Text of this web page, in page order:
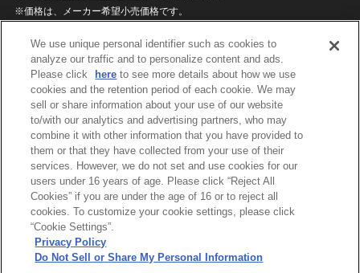
※価格は、メーカー希望小売価格です。
ざいますのでご了承ください。
privacypolicy
Do Not Sell or Share My
Personal Information
ウェブサイトご利用条件
ソーシャルメディアポリシー
個人情報保護方針
お問い合わせ
©BANDAI
コピーライト一覧を表示する
We use unique personal identifier such as cookies to
analyze our traffic and to personalize content and ads.
Please click
here to see more details about how we use
cookies and the retention period of each cookie. We may
sell or share information about your use of our website
to/with our analytics and advertising partners, who may
combine it with other information that you have provided to
them or that they have collected from your use of their
services. However, we do not set and use cookies for our
users under 16 years of age. Please click “Reject All
Cookies” if you are under the age of 16 or to reject all
cookies. To customize your cookie settings, please click
“Cookie Settings”.
Privacy Policy
Do Not Sell or Share My Personal Information